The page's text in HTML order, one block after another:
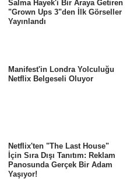
Salma Hayek'i Bir Araya Getiren
"Grown Ups 3"den İlk Görseller
Yayınlandı
Manifest'in Londra Yolculuğu
Netflix Belgeseli Oluyor
Netflix'ten "The Last House"
İçin Sıra Dışı Tanıtım: Reklam
Panosunda Gerçek Bir Adam
Yaşıyor!